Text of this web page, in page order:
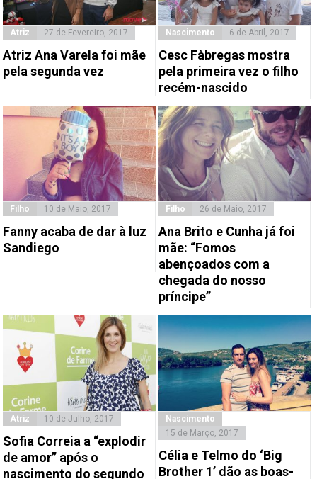
Atriz 27 de Fevereiro, 2017
Atriz Ana Varela foi mãe
pela segunda vez
Nascimento 6 de Abril, 2017
Cesc Fàbregas mostra
pela primeira vez o filho
recém-nascido
Filho 10 de Maio, 2017
Fanny acaba de dar à luz
Sandiego
Filho 26 de Maio, 2017
Ana Brito e Cunha já foi
mãe: “Fomos
abençoados com a
chegada do nosso
príncipe”
Atriz 10 de Julho, 2017
Sofia Correia a “explodir
de amor” após o
nascimento do segundo
Nascimento
15 de Março, 2017
Célia e Telmo do ‘Big
Brother 1’ dão as boas-